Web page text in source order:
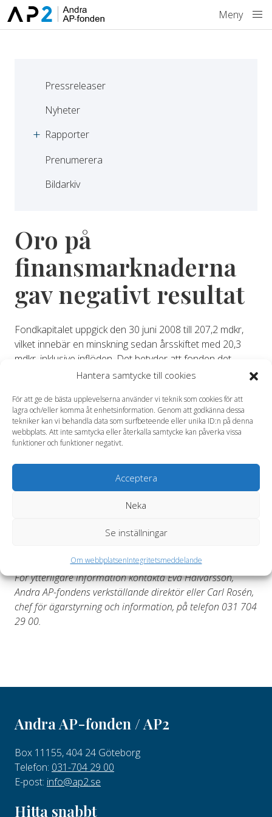
Hantera samtycke till cookies
För att ge de bästa upplevelserna använder vi teknik som cookies för att
lagra och/eller komma åt enhetsinformation. Genom att godkänna dessa
tekniker kan vi behandla data som surfbeteende eller unika ID:n på denna
webbplats. Att inte samtycka eller återkalla samtycke kan påverka vissa
funktioner och funktioner negativt.
Acceptera
Neka
Se inställningar
Om webbplatsenIntegritetsmeddelande
Hoppa till innehåll
Meny
Pressreleaser
Nyheter
Rapporter
Prenumerera
Bildarkiv
Oro på
finansmarknaderna
gav negativt resultat
Fondkapitalet uppgick den 30 juni 2008 till 207,2 mdkr,
vilket innebär en minskning sedan årsskiftet med 20,3
mdkr, inklusive inflöden. Det betyder att fonden det
första halvåret 2008 visade en avkastning på -9,1
Avkastning efter provisionskostnader och rörelsens
kostnader uppgick till -9,2 procent. Periodens resultat
uppgick till -21,0 mdkr. Den relativa avkastningen uppgick
till -0,2 procent exklusive kostnader för fondens
marknadsnoterade portfölj
– Det har varit ett tufft första halvår som varit starkt
påverkat av oron på den amerikanska finansmarknaden
fondens verkställande direktör.
För ytterligare information kontakta Eva Halvarsson,
Andra AP-fondens verkställande direktör eller Carl Rosén,
chef för ägarstyrning och information, på telefon 031 704
29 00.
Andra AP-fonden / AP2
Box 11155, 404 24 Göteborg
Telefon: 031-704 29 00
E-post: info@ap2.se
Hitta snabbt